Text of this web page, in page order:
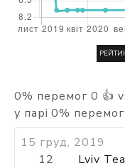
0% перемог 0 👍
у парі 0% перемог
15 груд, 2019
12
Lviv